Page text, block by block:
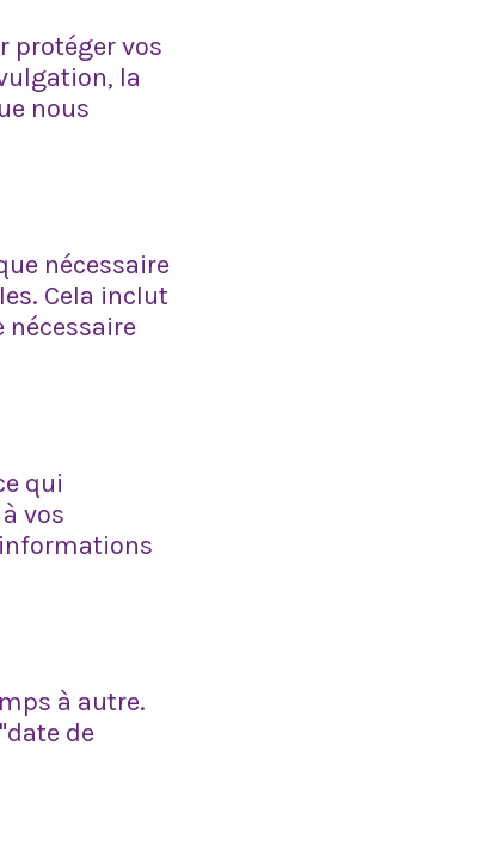
protéger vos
la
nous
nécessaire
Cela inclut
qui
vos
à autre.
de